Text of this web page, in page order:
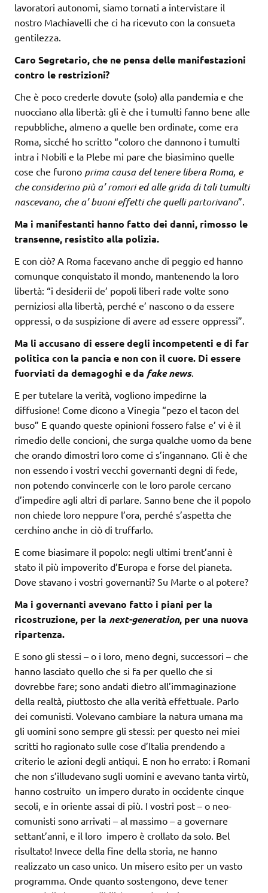
lavoratori autonomi, siamo tornati a intervistare il
nostro Machiavelli che ci ha ricevuto con la consueta
gentilezza.
Caro Segretario, che ne pensa delle manifestazioni
contro le restrizioni?
Che è poco crederle dovute (solo) alla pandemia e che
nuocciano alla libertà: gli è che i tumulti fanno bene alle
repubbliche, almeno a quelle ben ordinate, come era
Roma, sicché ho scritto “coloro che dannono i tumulti
intra i Nobili e la Plebe mi pare che biasimino quelle
cose che furono prima causa del tenere libera Roma, e
che considerino più a’ romori ed alle grida di tali tumulti
nascevano, che a’ buoni effetti che quelli partorivano”.
Ma i manifestanti hanno fatto dei danni, rimosso le
transenne, resistito alla polizia.
E con ciò? A Roma facevano anche di peggio ed hanno
comunque conquistato il mondo, mantenendo la loro
libertà: “i desiderii de’ popoli liberi rade volte sono
perniziosi alla libertà, perché e’ nascono o da essere
oppressi, o da suspizione di avere ad essere oppressi”.
Ma li accusano di essere degli incompetenti e di far
politica con la pancia e non con il cuore. Di essere
fuorviati da demagoghi e da fake news.
E per tutelare la verità, vogliono impedirne la
diffusione! Come dicono a Vinegia “pezo el tacon del
buso” E quando queste opinioni fossero false e’ vi è il
rimedio delle concioni, che surga qualche uomo da bene
che orando dimostri loro come ci s’ingannano. Gli è che
non essendo i vostri vecchi governanti degni di fede,
non potendo convincerle con le loro parole cercano
d’impedire agli altri di parlare. Sanno bene che il popolo
non chiede loro neppure l’ora, perché s’aspetta che
cerchino anche in ciò di truffarlo.
E come biasimare il popolo: negli ultimi trent’anni è
stato il più impoverito d’Europa e forse del pianeta.
Dove stavano i vostri governanti? Su Marte o al potere?
Ma i governanti avevano fatto i piani per la
ricostruzione, per la next-generation, per una nuova
ripartenza.
E sono gli stessi – o i loro, meno degni, successori – che
hanno lasciato quello che si fa per quello che si
dovrebbe fare; sono andati dietro all’immaginazione
della realtà, piuttosto che alla verità effettuale. Parlo
dei comunisti. Volevano cambiare la natura umana ma
gli uomini sono sempre gli stessi: per questo nei miei
scritti ho ragionato sulle cose d’Italia prendendo a
criterio le azioni degli antiqui. E non ho errato: i Romani
che non s’illudevano sugli uomini e avevano tanta virtù,
hanno costruito un impero durato in occidente cinque
secoli, e in oriente assai di più. I vostri post – o neo-
comunisti sono arrivati – al massimo – a governare
settant’anni, e il loro impero è crollato da solo. Bel
risultato! Invece della fine della storia, ne hanno
realizzato un caso unico. Un misero esito per un vasto
programma. Onde quanto sostengono, deve tener